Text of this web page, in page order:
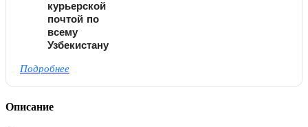
курьерской
почтой по
всему
Узбекистану
Подробнее
Описание